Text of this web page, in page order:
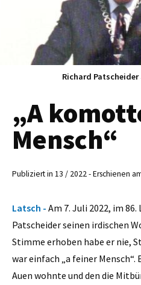
Richard
„A
Mensch“
Publiziert in 13 / 2022 - Erschienen
Latsch - Am 7. Juli 2022, im
Patscheider seinen irdischen
Stimme erhoben habe er nie,
war einfach „a feiner Mensch“.
Auen wohnte und den die